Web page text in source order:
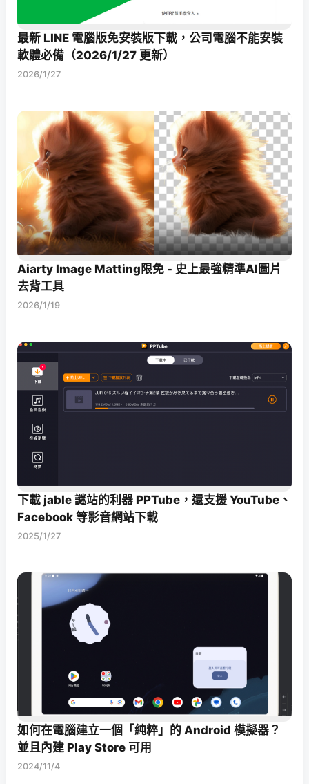
最新 LINE 電腦版免安裝版下載，公司電腦不能安裝
軟體必備（2026/1/27 更新）
2026/1/27
Aiarty Image Matting限免 - 史上最強精準AI圖片
去背工具
2026/1/19
下載 jable 謎站的利器 PPTube，還支援 YouTube、
Facebook 等影音網站下載
2025/1/27
如何在電腦建立一個「純粹」的 Android 模擬器？
並且內建 Play Store 可用
2024/11/4